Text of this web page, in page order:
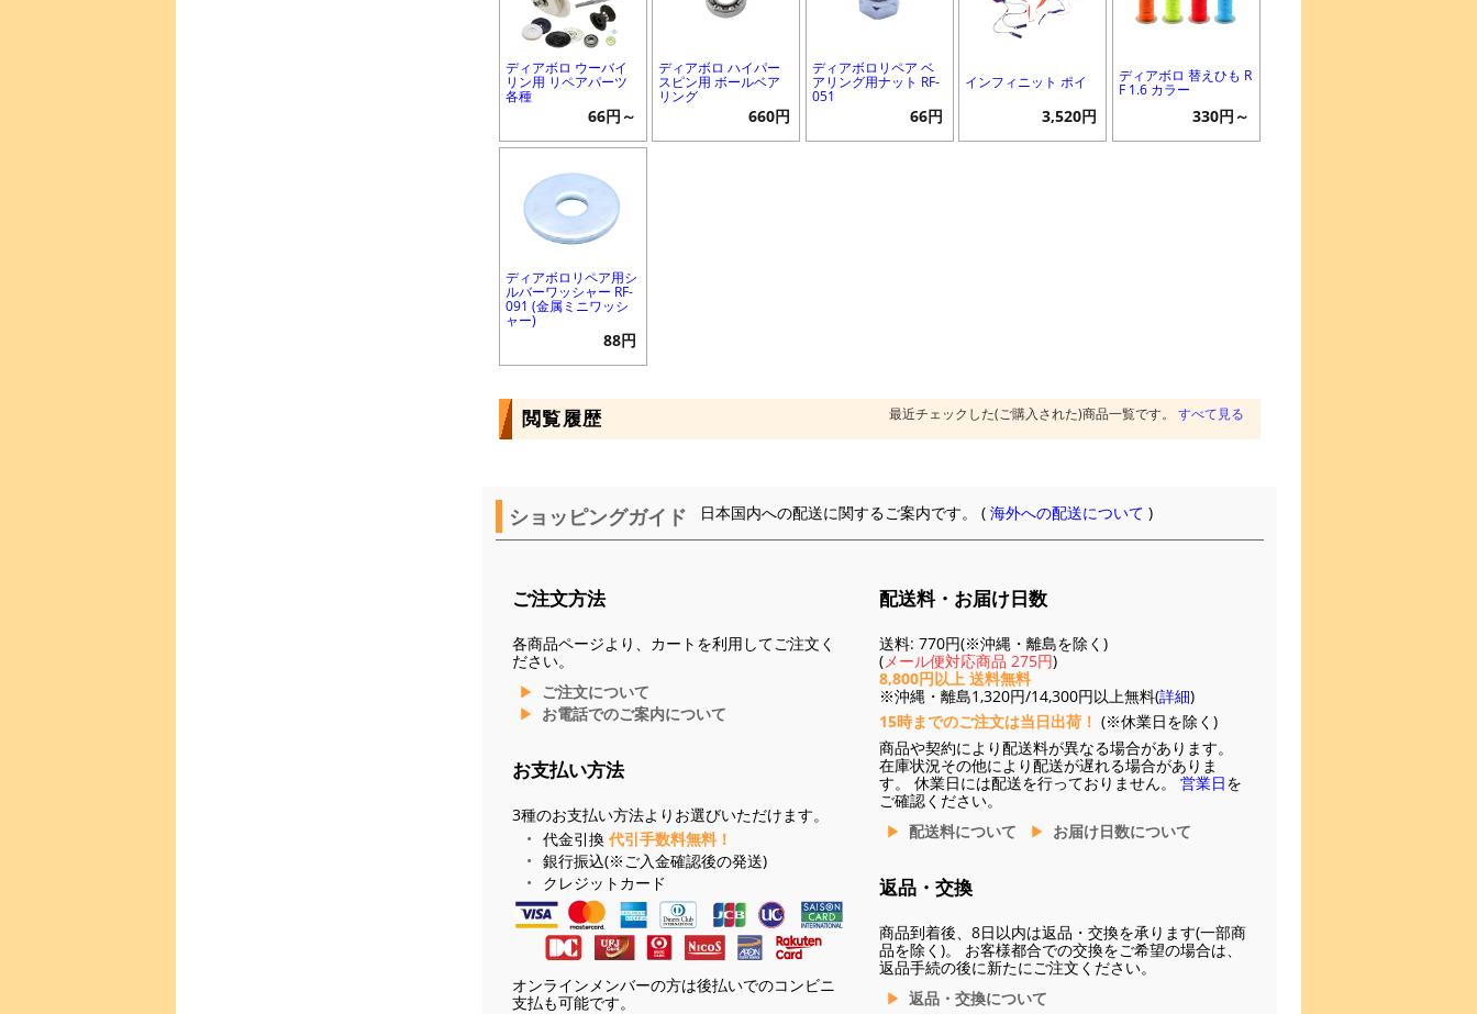
ディアボロ ウーバイ
リン用 リペアパーツ
各種
66円～
ディアボロ ハイパー
スピン用 ボールベア
リング
660円
ディアボロリペア ベ
アリング用ナット RF-
051
66円
インフィニット ポイ
3,520円
ディアボロ 替えひも R
F 1.6 カラー
330円～
ディアボロリペア用シ
ルバーワッシャー RF-
091 (金属ミニワッシ
ャー)
88円
閲覧履歴 最近チェックした(ご購入された)商品一覧です。 すべて見る
ショッピングガイド 日本国内への配送に関するご案内です。 (海外への配送について )
ご注文方法
各商品ページより、カートを利用してご注文く
ださい。
ご注文について
お電話でのご案内について
お支払い方法
3種のお支払い方法よりお選びいただけます。
代金引換 代引手数料無料！
銀行振込(※ご入金確認後の発送)
クレジットカード
オンラインメンバーの方は後払いでのコンビニ
支払も可能です。
配送料・お届け日数
送料: 770円(※沖縄・離島を除く)
(メール便対応商品 275円)
8,800円以上 送料無料
※沖縄・離島1,320円/14,300円以上無料(詳細)
15時までのご注文は当日出荷！ (※休業日を除く)
商品や契約により配送料が異なる場合があります。
在庫状況その他により配送が遅れる場合がありま
す。 休業日には配送を行っておりません。 営業日を
ご確認ください。
配送料について
お届け日数について
返品・交換
商品到着後、8日以内は返品・交換を承ります(一部商
品を除く)。 お客様都合での交換をご希望の場合は、
返品手続の後に新たにご注文ください。
返品・交換について